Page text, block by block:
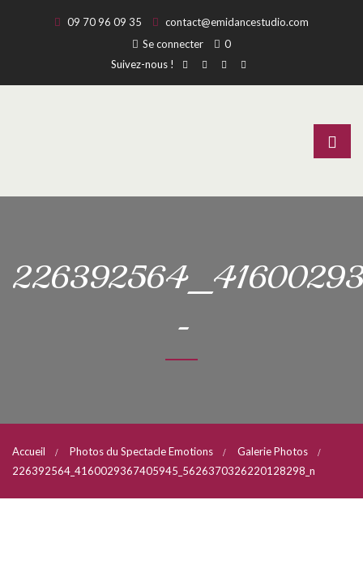
09 70 96 09 35
contact@emidancestudio.com
Se connecter
0
Suivez-nous !
-
Accueil Photos du Spectacle Emotions
Galerie Photos
226392564_4160029367405945_5626370326220128298_n